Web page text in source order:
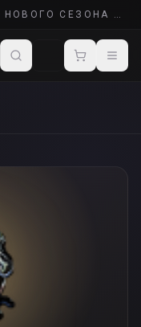
ЛИГА RUNES OF ALDUR — СТАРТ НОВОГО СЕЗОНА POE 2